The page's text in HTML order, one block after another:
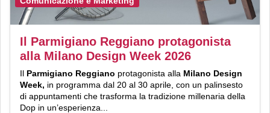
Il Parmigiano Reggiano protagonista
alla Milano Design Week 2026
Il Parmigiano Reggiano protagonista alla Milano Design
Week, in programma dal 20 al 30 aprile, con un palinsesto
di appuntamenti che trasforma la tradizione millenaria della
Dop in un’esperienza...